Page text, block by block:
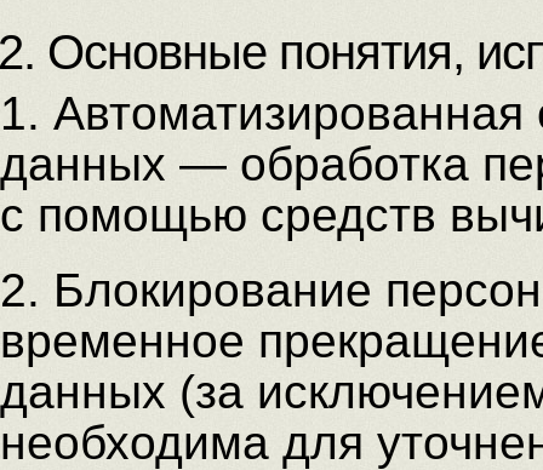
Основные понятия,
1.
данных — обработка
с помощью средств
2. Блокирование
временное
данных (за
необходима для